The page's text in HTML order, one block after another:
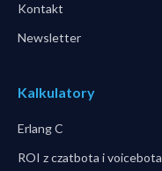
Kontakt
Newsletter
Kalkulatory
Erlang C
ROI z czatbota i voicebota